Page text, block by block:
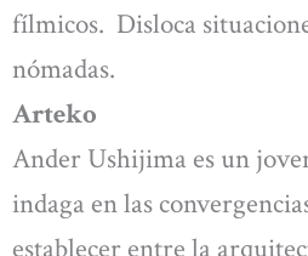
fílmicos. Disloca
nómadas.
Arteko
Ander Ushijima es un
indaga en las